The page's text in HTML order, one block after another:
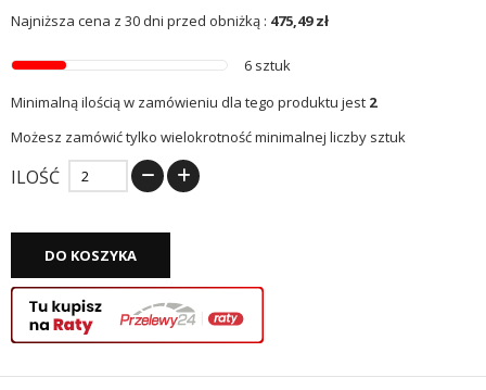
Najniższa cena z 30 dni przed obniżką : 475,49 zł
6 sztuk
Minimalną ilością w zamówieniu dla tego produktu jest 2
Możesz zamówić tylko wielokrotność minimalnej liczby sztuk
ILOŚĆ
DO KOSZYKA